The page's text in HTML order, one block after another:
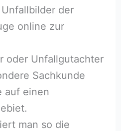
der
online zur
oder Unfallgutachter
Sachkunde
auf einen
man so die